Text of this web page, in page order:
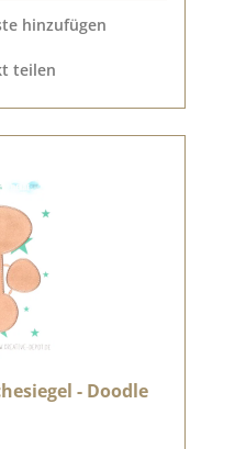
hinzufügen
teilen
- Doodle